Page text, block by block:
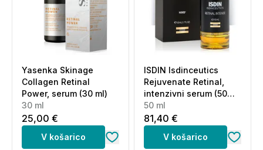
Yasenka Skinage
Collagen Retinal
Power, serum (30 ml)
30 ml
25,00 €
V košarico
ISDIN Isdinceutics
Rejuvenate Retinal,
intenzivni serum (50
ml)
50 ml
81,40 €
V košarico